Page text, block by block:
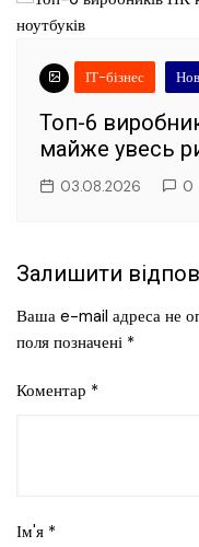
ІТ-бізнес
Топ-6
майже увесь
03.08.2026 0
Залишити
Ваша e-mail адреса не
поля позначені *
Коментар *
Ім'я *